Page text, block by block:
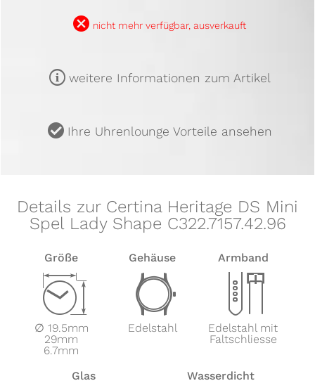
B nicht mehr verfügbar, ausverkauft
m weitere Informationen zum Artikel
u Ihre Uhrenlounge Vorteile ansehen
Details zur Certina Heritage DS Mini
Spel Lady Shape C322.7157.42.96
Größe
Z
∅ 19.5mm
29mm
6.7mm
Gehäuse
w
Edelstahl
Armband
x
Edelstahl mit
Faltschliesse
Glas Wasserdicht